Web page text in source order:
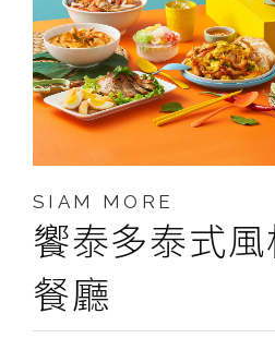
SIAM MORE
饗泰多泰式風
餐廳